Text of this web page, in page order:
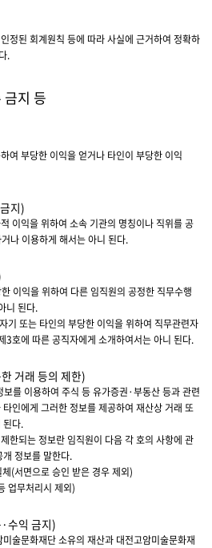
정된 회계원칙 등에 따라 사실에 근거하여 정확하
.
지 등
여 부당한 이익을 얻거나 타인이 부당한 이익
지)
이익을 위하여 소속 기관의 명칭이나 직위를 공
나 이용하게 해서는 아니 된다.
이익을 위하여 다른 임직원의 공정한 직무수행
니 된다.
또는 타인의 부당한 이익을 위하여 직무관련자
3호에 따른 공직자에게 소개하여서는 아니 된다.
거래 등의 제한)
를 이용하여 주식 등 유가증권·부동산 등과 관련
인에게 그러한 정보를 제공하여 재산상 거래 또
된다.
한되는 정보란 임직원이 다음 각 호의 사항에 관
정보를 말한다.
(서면으로 승인 받은 경우 제외)
업무처리시 제외)
수익 금지)
술문화재단 소유의 재산과 대전고암미술문화재